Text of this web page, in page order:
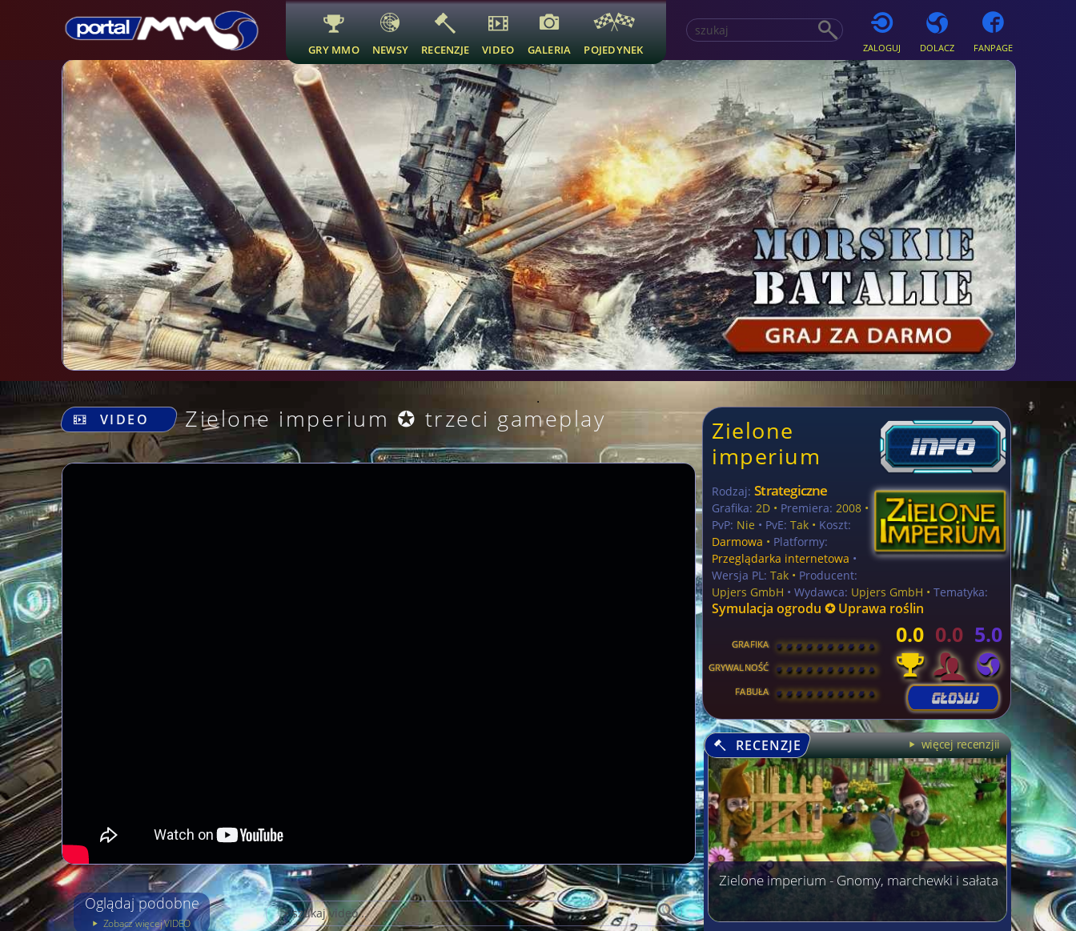
GRY MMO NEWSY RECENZJE VIDEO GALERIA POJEDYNEK ZALOGUJ DOLACZ FANPAGE
.
VIDEO
Zielone imperium ✪ trzeci gameplay
Oglądaj podobne
Zobacz więcej VIDEO
Zielone
imperium
Rodzaj: Strategiczne
Grafika: 2D • Premiera: 2008 •
PvP: Nie • PvE: Tak • Koszt:
Darmowa • Platformy:
Przeglądarka internetowa •
Wersja PL: Tak • Producent:
Upjers GmbH • Wydawca: Upjers GmbH •Tematyka:
Symulacja ogrodu ✪ Uprawa roślin
GRAFIKA [ \ \ \ \ \ \ \ \ ]
GRYWALNOŚĆ [ \ \ \ \ \ \ \ \ ]
FABUŁA [ \ \ \ \ \ \ \ \ ]
0.0 0.0 5.0
RECENZJE więcej recenzjii
Zielone imperium - Gnomy, marchewki i sałata